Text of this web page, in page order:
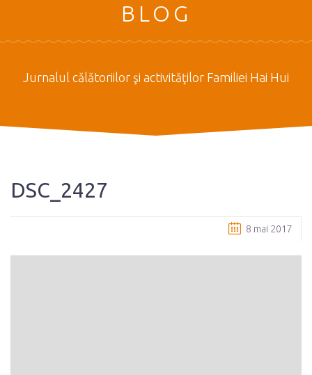
BLOG
Jurnalul călătoriilor şi activităţilor Familiei Hai Hui
DSC_2427
8 mai 2017